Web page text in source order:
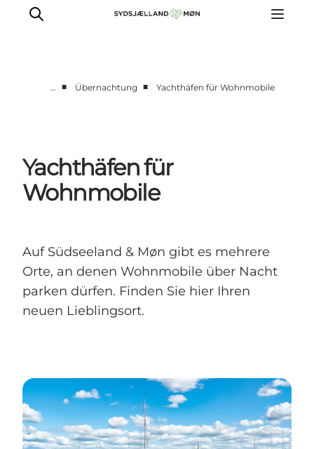
Events
Essen
Unterkunft
… ■ Übernachtung ■ Yachthäfen für Wohnmobile
Yachthäfen für
Wohnmobile
Auf Südseeland & Møn gibt es mehrere
Orte, an denen Wohnmobile über Nacht
parken dürfen. Finden Sie hier Ihren
neuen Lieblingsort.